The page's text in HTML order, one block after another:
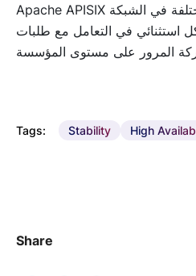
Apache APISIX في الاعتبار حالات الشذوذ المختلفة في الشبكة
استثنائي في التعامل مع طلبات
Tags: Stability High
Share